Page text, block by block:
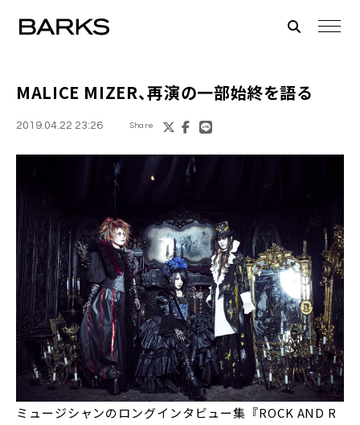
MALICE MIZER、再演の一部始終を語る
2019.04.22 23:26 Share
ミュージシャンのロングインタビュー集『ROCK AND R